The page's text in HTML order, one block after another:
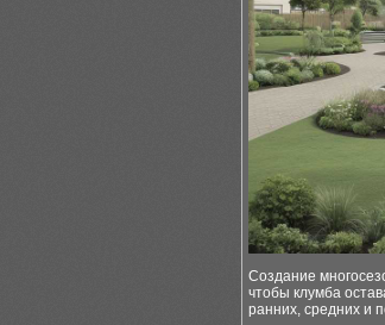
Создание
чтобы клумба
ранних, средних и